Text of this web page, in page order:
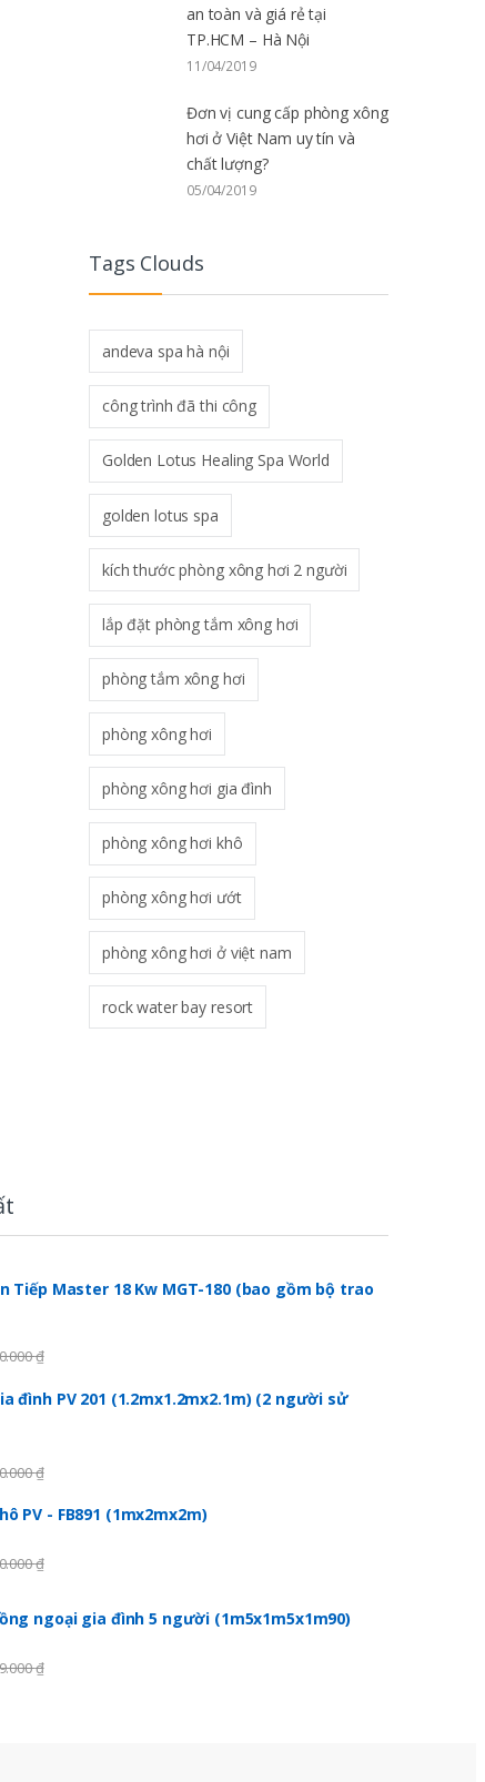
an toàn và giá rẻ tại
TP.HCM – Hà Nội
11/04/2019
Đơn vị cung cấp phòng xông
hơi ở Việt Nam uy tín và
chất lượng?
05/04/2019
Tags Clouds
andeva spa hà nội
công trình đã thi công
Golden Lotus Healing Spa World
golden lotus spa
kích thước phòng xông hơi 2 người
lắp đặt phòng tắm xông hơi
phòng tắm xông hơi
phòng xông hơi
phòng xông hơi gia đình
phòng xông hơi khô
phòng xông hơi ướt
phòng xông hơi ở việt nam
rock water bay resort
Tiếp Master 18 Kw MGT-180 (bao gồm bộ trao
₫
đình PV 201 (1.2mx1.2mx2.1m) (2 người sử
₫
PV - FB891 (1mx2mx2m)
₫
ngoại gia đình 5 người (1m5x1m5x1m90)
₫